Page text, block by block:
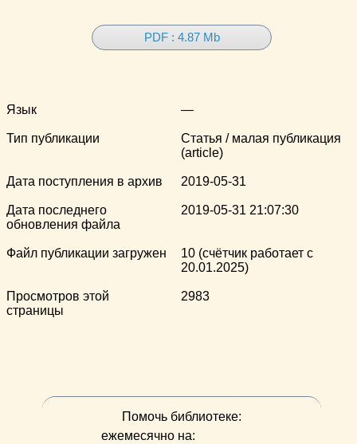
PDF : 4.87 Mb
Язык —
Тип публикации
Статья / малая публикация
(article)
Дата поступления в архив 2019-05-31
Дата последнего
обновления файла
2019-05-31 21:07:30
Файл публикации загружен
10 (счётчик работает с
20.01.2025)
Просмотров этой
страницы
2983
Помочь библиотеке:
ежемесячно на: